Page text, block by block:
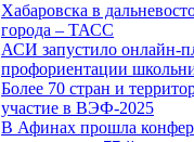
Хабаровска в
города – ТАСС
АСИ запустило онлайн-
профориентации
Более 70 стран и
участие в ВЭФ-2025
В Афинах прошла